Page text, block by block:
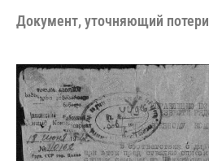
Документ, уточняющий потери